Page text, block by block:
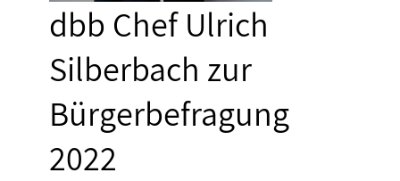
dbb Chef Ulrich
Silberbach zur
Bürgerbefragung
2022